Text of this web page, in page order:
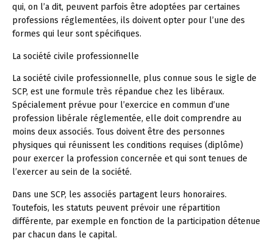
qui, on l’a dit, peuvent parfois être adoptées par certaines
professions réglementées, ils doivent opter pour l’une des
formes qui leur sont spécifiques.
La société civile professionnelle
La société civile professionnelle, plus connue sous le sigle de
SCP, est une formule très répandue chez les libéraux.
Spécialement prévue pour l’exercice en commun d’une
profession libérale réglementée, elle doit comprendre au
moins deux associés. Tous doivent être des personnes
physiques qui réunissent les conditions requises (diplôme)
pour exercer la profession concernée et qui sont tenues de
l’exercer au sein de la société.
Dans une SCP, les associés partagent leurs honoraires.
Toutefois, les statuts peuvent prévoir une répartition
différente, par exemple en fonction de la participation détenue
par chacun dans le capital.